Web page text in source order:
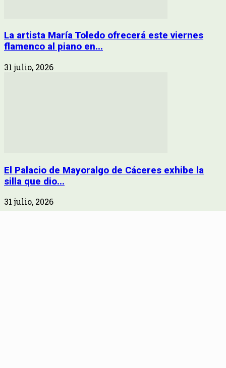
La artista María Toledo ofrecerá este viernes
flamenco al piano en...
31 julio, 2026
El Palacio de Mayoralgo de Cáceres exhibe la
silla que dio...
31 julio, 2026